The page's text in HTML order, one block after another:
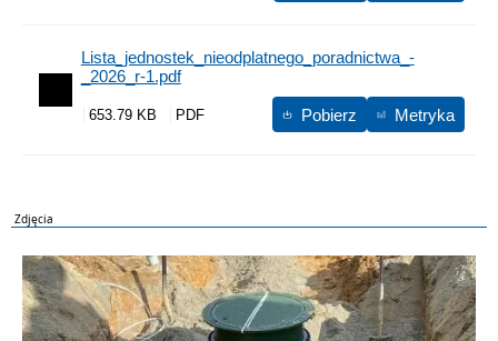
Lista_jednostek_nieodplatnego_poradnictwa_-
_2026_r-1.pdf
653.79 KB Pobierz Metryka
Zdjęcia